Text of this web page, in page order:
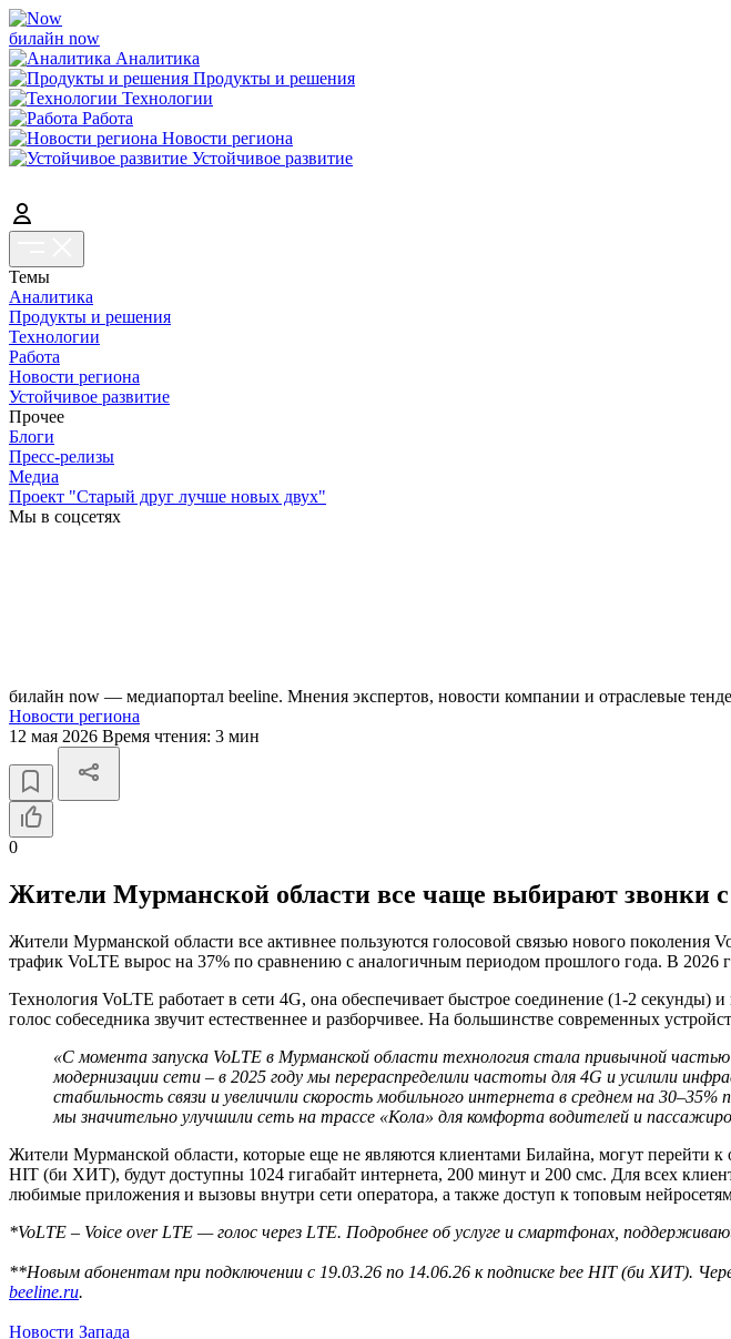
билайн now
Аналитика
Продукты и решения
Технологии
Работа
Новости региона
Устойчивое развитие
Темы
Аналитика
Продукты и решения
Технологии
Работа
Новости региона
Устойчивое развитие
Прочее
Блоги
Пресс-релизы
Медиа
Проект "Старый друг лучше новых двух"
Мы в соцсетях
билайн now — медиапортал beeline. Мнения экспертов, новости компании и отраслевые
Новости региона
12 мая 2026 Время чтения: 3 мин
0
Жители Мурманской области все чаще выбирают звонки
Жители Мурманской области все активнее пользуются голосовой связью нового
трафик VoLTE вырос на 37% по сравнению с аналогичным периодом прошлого года. В 2026
Технология VoLTE работает в сети 4G, она обеспечивает быстрое соединение (1-2 секунды)
голос собеседника звучит естественнее и разборчивее. На большинстве современных
«С момента запуска VoLTE в Мурманской области технология стала привычной
модернизации сети – в 2025 году мы перераспределили частоты для 4G и усилили
стабильность связи и увеличили скорость мобильного интернета в среднем на
мы значительно улучшили сеть на трассе «Кола» для комфорта водителей и
Жители Мурманской области, которые еще не являются клиентами Билайна, могут перейти
HIT (би ХИТ), будут доступны 1024 гигабайт интернета, 200 минут и 200 смс. Для всех
любимые приложения и вызовы внутри сети оператора, а также доступ к топовым
*VoLTE – Voice over LTE — голос через LTE. Подробнее об услуге и смартфонах,
**Новым абонентам при подключении с 19.03.26 по 14.06.26 к подписке bee HIT (би ХИТ).
beeline.ru.
Новости Запада